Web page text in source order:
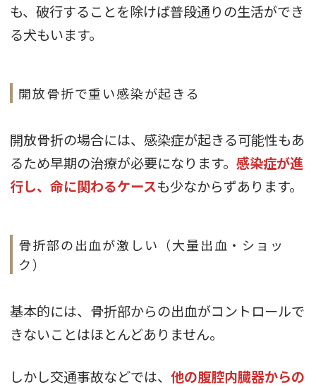
も、破行することを除けば普段通りの生活ができ
る犬もいます。
開放骨折で重い感染が起きる
開放骨折の場合には、感染症が起きる可能性もあ
るため早期の治療が必要になります。感染症が進
行し、命に関わるケースも少なからずあります。
骨折部の出血が激しい（大量出血・ショッ
ク）
基本的には、骨折部からの出血がコントロールで
きないことはほとんどありません。
しかし交通事故などでは、他の腹腔内臓器からの